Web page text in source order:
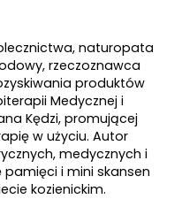
naturopata
rzeczoznawca
produktów
Medycznej i
Kędzi, promującej
w użyciu. Autor
medycznych i
i mini skansen
kozienickim.